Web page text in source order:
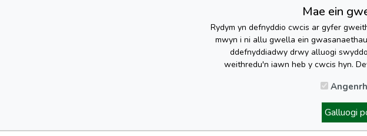
Mae ein
Rydym yn defnyddio cwcis ar gyfer
mwyn i ni allu gwella ein
ddefnyddiadwy drwy alluogi
weithredu'n iawn heb y cwcis hyn.
Galluogi